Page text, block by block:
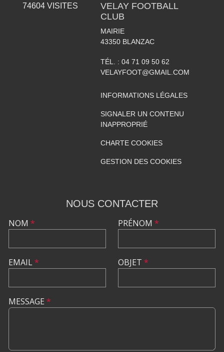
74604VISITES
VELAY FOOTBALL
CLUB
MAIRIE
43350 BLANZAC
TÉL. : 04 71 09 50 62
VELAYFOOT@GMAIL.COM
INFORMATIONS LÉGALES
SIGNALER UN CONTENU
INAPPROPRIÉ
CHARTE COOKIES
GESTION DES COOKIES
NOUS CONTACTER
NOM *
EMAIL*
PRÉNOM *
OBJET *
MESSAGE *